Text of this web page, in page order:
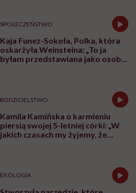
SPOŁECZEŃSTWO
Kaja Funez-Sokoła, Polka, która
oskarżyła Weinsteina: „To ja
byłam przedstawiana jako osoba,
RODZICIELSTWO
Kamila Kamińska o karmieniu
piersią swojej 5-letniej córki: „W
jakich czasach my żyjemy, że
EKOLOGIA